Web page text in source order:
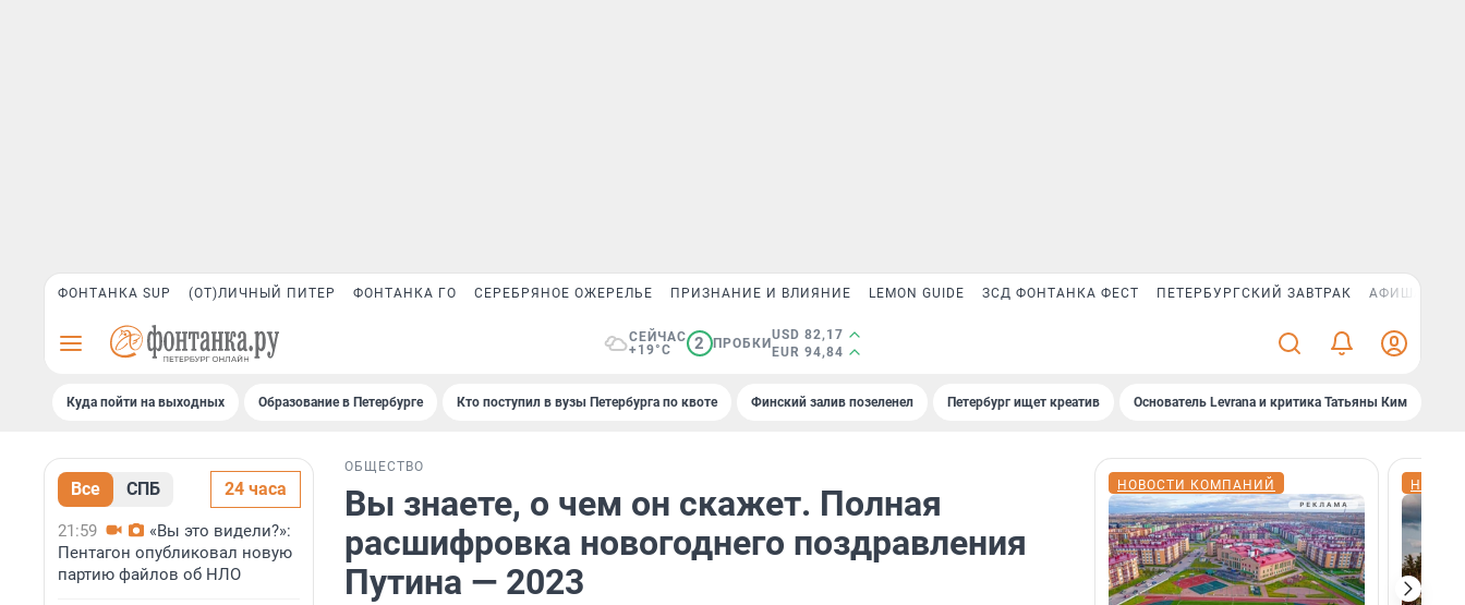
ФОНТАНКА SUP (ОТ)ЛИЧНЫЙ ПИТЕР ФОНТАНКА ГО СЕРЕБРЯНОЕ ОЖЕРЕЛЬЕ ПРИЗНАНИЕ И ВЛИЯНИЕ LEMON GUIDE ЗСД ФОНТАНКА ФЕСТ ПЕТЕРБУРГСКИЙ ЗАВТРАК АФИША PLUS
СЕЙЧАС
+19°C
2 ПРОБКИ
USD 82,17
EUR 94,84
Куда пойти на выходных Образование в Петербурге Кто поступил в вузы Петербурга по квоте Финский залив позеленел Петербург ищет креатив Основатель Levrana и критика Татьяны Ким
Все СПБ 24 часа
21:59
«Вы это видели?»:
Пентагон опубликовал новую
партию файлов об НЛО
ОБЩЕСТВО
Вы знаете, о чем он скажет. Полная
расшифровка новогоднего поздравления
Путина — 2023
НОВОСТИ КОМПАНИЙ